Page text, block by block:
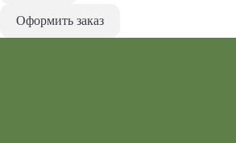
Оформить заказ